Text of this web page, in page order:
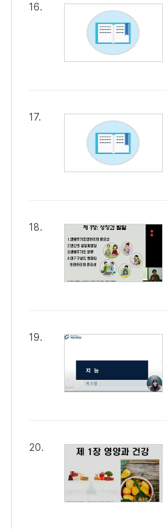
16.
17.
18.
19.
20.